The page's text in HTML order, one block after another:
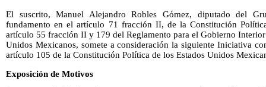
El suscrito, Manuel Alejandro Robles Gómez, diputado del
fundamento en el artículo 71 fracción II, de la Constitución
artículo 55 fracción II y 179 del Reglamento para el Gobierno
Unidos Mexicanos, somete a consideración la siguiente Iniciativa
artículo 105 de la Constitución Política de los Estados Unidos
Exposición de Motivos